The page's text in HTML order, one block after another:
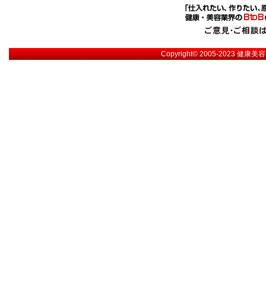
Copyright© 2005-2023健康美